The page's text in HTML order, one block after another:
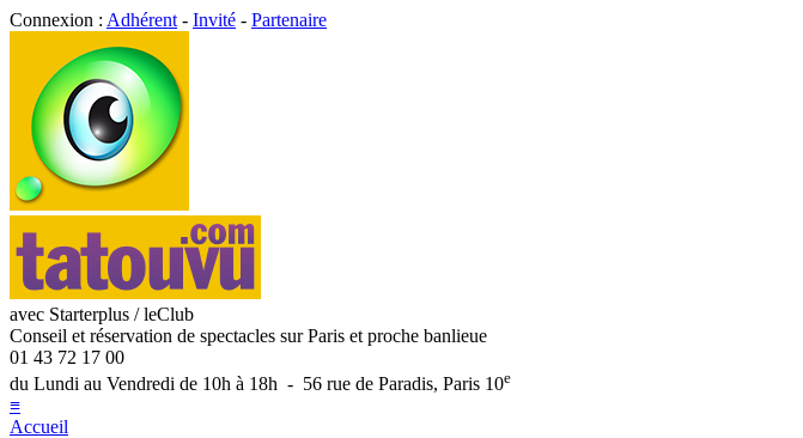
Connexion : Adhérent - Invité - Partenaire
avec Starterplus / leClub
Conseil et réservation de spectacles sur Paris et proche banlieue
01 43 72 17 00
du Lundi au Vendredi de 10h à 18h - 56 rue de Paradis, Paris 10e
≡
Accueil